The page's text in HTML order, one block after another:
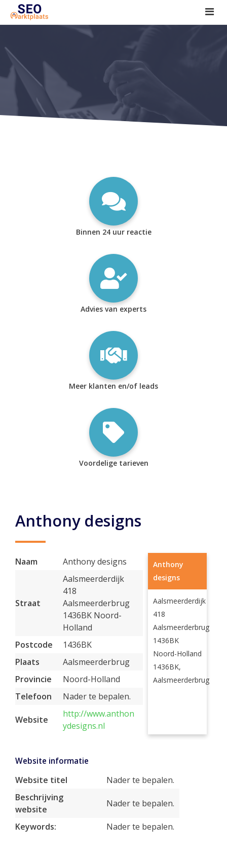
SEO tools reviews
Marketeer bij jou in de buurt?
Offerte
1. Seo voor beginners +
2. Onderzoeken +
Binnen 24 uur reactie
Advies van experts
Meer klanten en/of leads
Voordelige tarieven
Anthony designs
Naam Anthony designs
Straat
Aalsmeerderdijk
418
Aalsmeerderbrug
1436BK Noord-
Holland
Postcode
1436BK
Plaats
Aalsmeerderbrug
Provincie
Noord-Holland
Telefoon
Nader te bepalen.
Website
http://www.anthon
ydesigns.nl
Anthony
designs
Aalsmeerderdijk
418
Aalsmeerderbrug
1436BK
Noord-Holland
1436BK,
Aalsmeerderbrug
Website informatie
Website titel
Nader te bepalen.
Beschrijving
website
Nader te bepalen.
Keywords: Nader te bepalen.